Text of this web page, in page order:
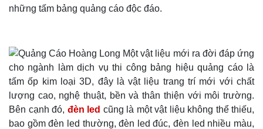
những tấm bảng quảng cáo độc đáo.
Một vật liệu mới ra đời đáp ứng
cho ngành làm dịch vụ thi công bảng hiệu quảng cáo là
tấm ốp kim loại 3D, đây là vật liệu trang trí mới với chất
lượng cao, nghệ thuật, bền và thân thiện với môi trường.
Bên cạnh đó, đèn led cũng là một vật liệu không thể thiếu,
bao gồm đèn led thường, đèn led đúc, đèn led nhiều màu,